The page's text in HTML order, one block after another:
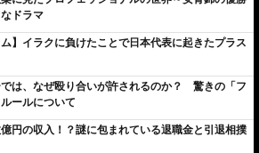
ドラマ
ム】イラクに負けたことで日本代表に起きたプラス
は、なぜ殴り合いが許されるのか？ 驚きの「フ
ールについて
円の収入！？謎に包まれている退職金と引退相撲